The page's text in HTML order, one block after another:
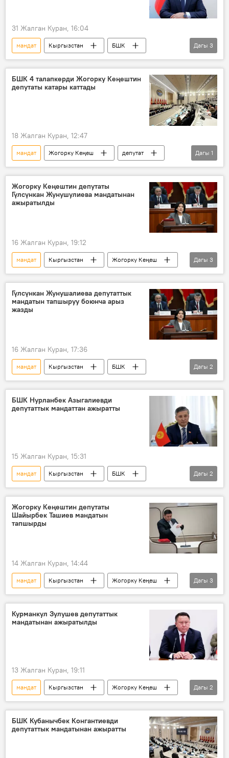
31 Жалган Куран, 16:04
мандат Кыргызстан
БШК
депутат
көрүстөн
Бишкек шаардык кеңеши
Дагы 3
БШК 4 талапкерди Жогорку Кеңештин
депутаты катары каттады
18 Жалган Куран, 12:47
мандат Жогорку Кеңеш
депутат
каттоо
Дагы 1
Жогорку Кеңештин депутаты
Гүлсүнкан Жунушулиева мандатынан
ажыратылды
16 Жалган Куран, 19:12
мандат Кыргызстан
Жогорку Кеңеш
депутат
арыз жыйын
Дагы 3
Гүлсүнкан Жунушалиева депутаттык
мандатын тапшыруу боюнча арыз
жазды
16 Жалган Куран, 17:36
мандат Кыргызстан
БШК
депутат
Гүлсүнкан Жунушалиева
Дагы 2
БШК Нурланбек Азыгалиевди
депутаттык мандаттан ажыратты
15 Жалган Куран, 15:31
мандат Кыргызстан
БШК
Нурланбек Азыгалиев
ажыратуу
Дагы 2
Жогорку Кеңештин депутаты
Шайырбек Ташиев мандатын
тапшырды
14 Жалган Куран, 14:44
мандат Кыргызстан
Жогорку Кеңеш
депутат
арыз сурак
Дагы 3
Курманкул Зулушев депутаттык
мандатынан ажыратылды
13 Жалган Куран, 19:11
мандат Кыргызстан
Жогорку Кеңеш
БШК
Курманкул Зулушев
Дагы 2
БШК Кубанычбек Конгантиевди
депутаттык мандатынан ажыратты